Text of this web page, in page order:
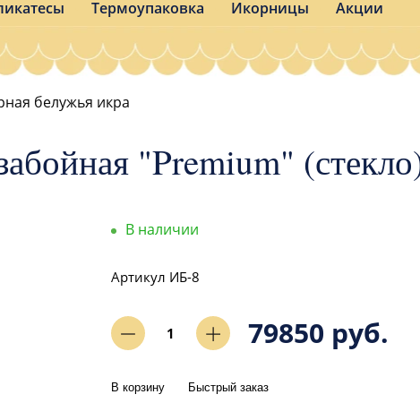
Термоупаковка Икорницы Акции
белужья икра
"Premium"
В наличии
Артикул ИБ-8
79850 руб.
В корзину Быстрый заказ